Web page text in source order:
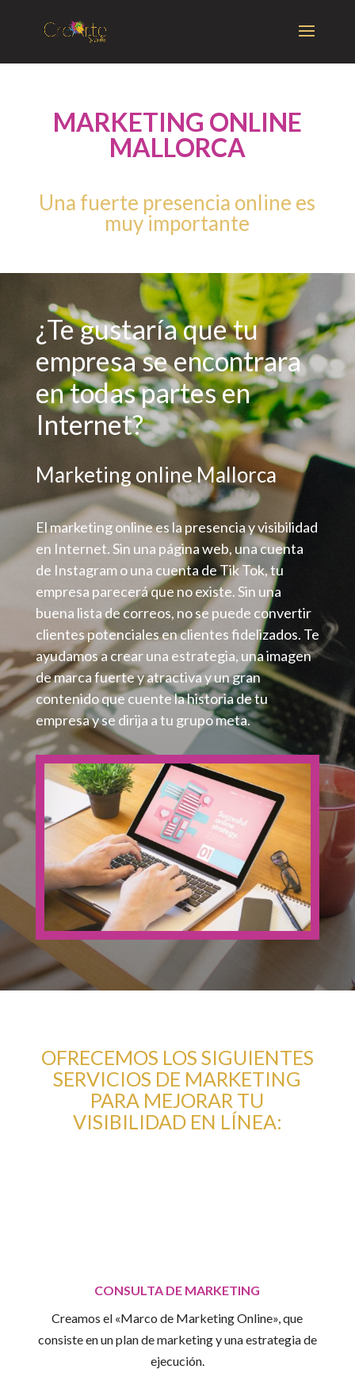
MARKETING ONLINE
MALLORCA
Una fuerte presencia online es
muy importante
¿Te gustaría que tu
empresa se encontrara
en todas partes en
Internet?
Marketing online Mallorca
El marketing online es la presencia y visibilidad
en Internet. Sin una página web, una cuenta
de Instagram o una cuenta de Tik Tok, tu
empresa parecerá que no existe. Sin una
buena lista de correos, no se puede convertir
clientes potenciales en clientes fidelizados. Te
ayudamos a crear una estrategia, una imagen
de marca fuerte y atractiva y un gran
contenido que cuente la historia de tu
empresa y se dirija a tu grupo meta.
OFRECEMOS LOS SIGUIENTES
SERVICIOS DE MARKETING
PARA MEJORAR TU
VISIBILIDAD EN LÍNEA:
CONSULTA DE MARKETING
Creamos el «Marco de Marketing Online», que
consiste en un plan de marketing y una estrategia de
ejecución.